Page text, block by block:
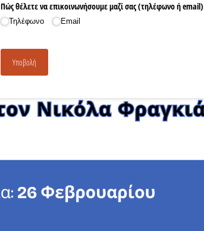
Πώς θέλετε να επικοινωνήσουμε μαζί σας (τηλέφωνο ή email)
Τηλέφωνο Email
Υποβολή